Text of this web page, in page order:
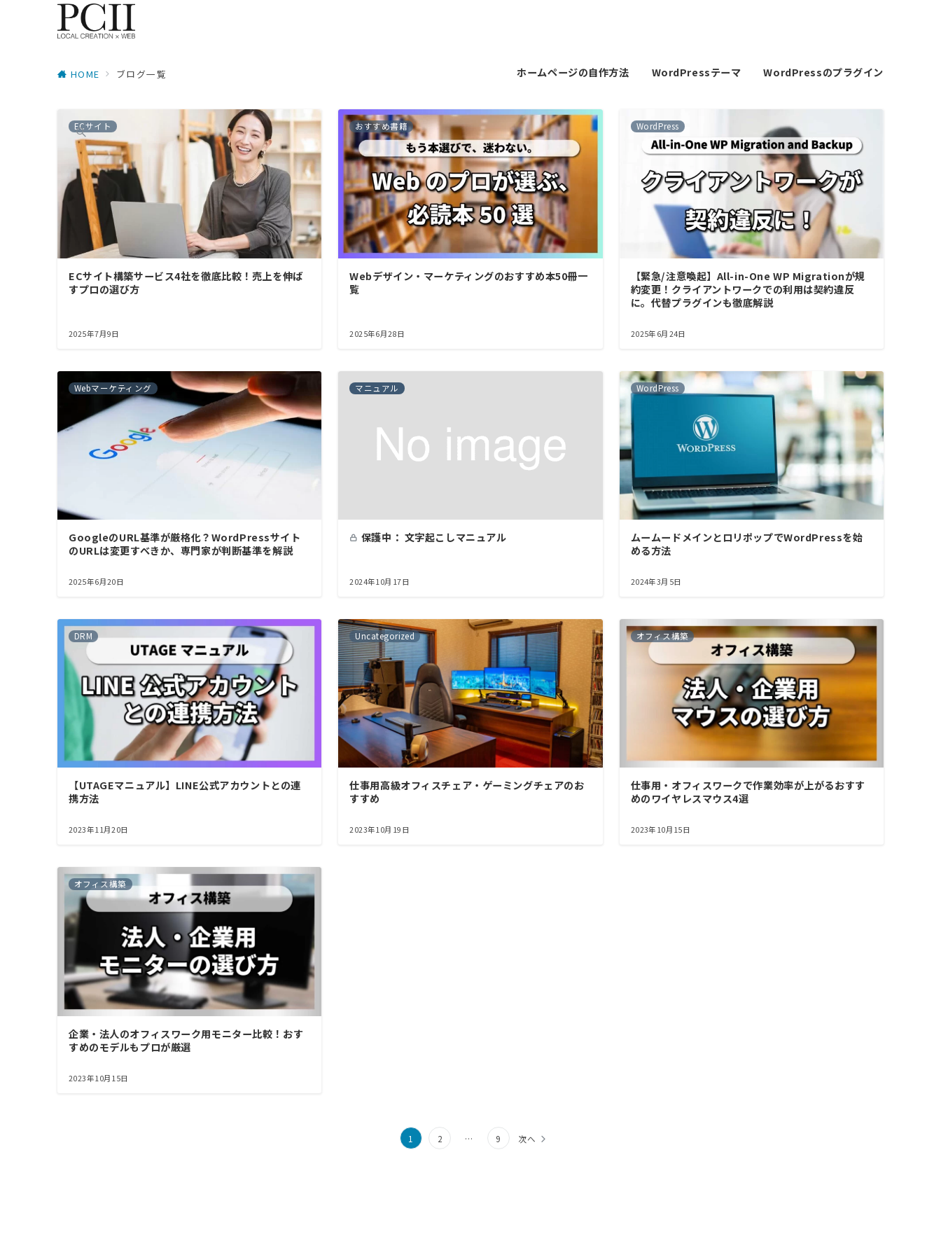
ホームページの自作方法 WordPressテーマ WordPressのプラグイン
HOME ブログ一覧
ECサイト
ECサイト構築サービス4社を徹底比較！売上を伸ば
すプロの選び方
2025年7月9日
おすすめ書籍
Webデザイン・マーケティングのおすすめ本50冊一
覧
2025年6月28日
WordPress
【緊急/注意喚起】All-in-One WP Migrationが規
約変更！クライアントワークでの利用は契約違反
に。代替プラグインも徹底解説
2025年6月24日
Webマーケティング
GoogleのURL基準が厳格化？WordPressサイト
のURLは変更すべきか、専門家が判断基準を解説
2025年6月20日
マニュアル
保護中： 文字起こしマニュアル
2024年10月17日
WordPress
ムームードメインとロリポップでWordPressを始
める方法
2024年3月5日
DRM
【UTAGEマニュアル】LINE公式アカウントとの連
携方法
2023年11月20日
Uncategorized
仕事用高級オフィスチェア・ゲーミングチェアのお
すすめ
2023年10月19日
オフィス構築
仕事用・オフィスワークで作業効率が上がるおすす
めのワイヤレスマウス4選
2023年10月15日
オフィス構築
企業・法人のオフィスワーク用モニター比較！おす
すめのモデルもプロが厳選
2023年10月15日
1 2 … 9 次へ